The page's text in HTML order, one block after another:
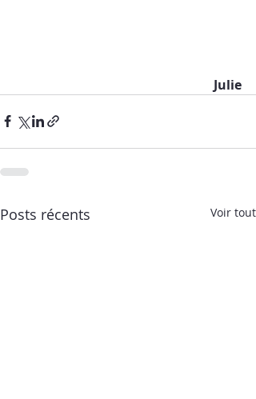
Julie
Posts récents Voir tout